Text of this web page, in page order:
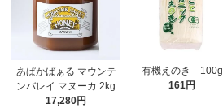
あぱかばぁる マウンテ
ンバレイ マヌーカ 2kg
17,280円
有機えのき 100g
161円